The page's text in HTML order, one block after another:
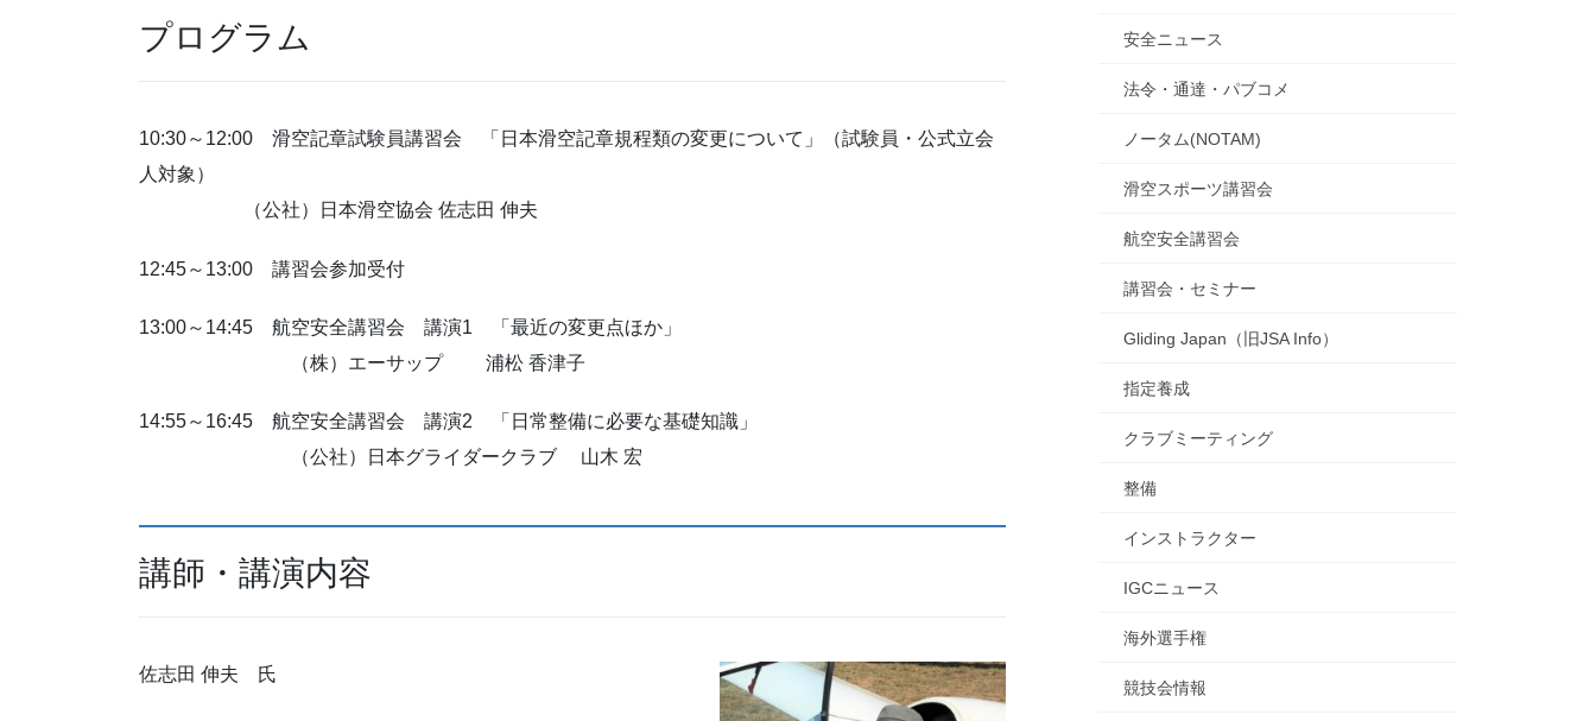
プログラム
10:30～12:00 滑空記章試験員講習会 「日本滑空記章規程類の変更について」（試験員・公式立会
人対象）
（公社）日本滑空協会 佐志田 伸夫
12:45～13:00 講習会参加受付
13:00～14:45 航空安全講習会 講演1 「最近の変更点ほか」
（株）エーサップ 浦松 香津子
14:55～16:45 航空安全講習会 講演2 「日常整備に必要な基礎知識」
（公社）日本グライダークラブ 山木 宏
講師・講演内容
佐志田 伸夫 氏
安全ニュース
法令・通達・パブコメ
ノータム(NOTAM)
滑空スポーツ講習会
航空安全講習会
講習会・セミナー
Gliding Japan（旧JSA Info）
指定養成
クラブミーティング
整備
インストラクター
IGCニュース
海外選手権
競技会情報